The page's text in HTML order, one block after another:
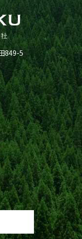
849-5